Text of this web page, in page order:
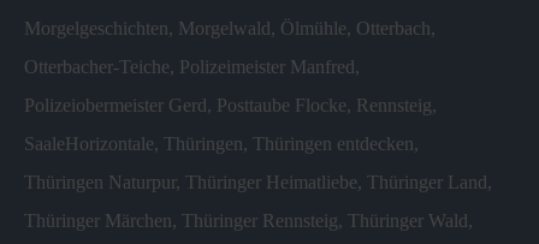
Morgelgeschichten, Morgelwald, Ölmühle, Otterbach,
Otterbacher-Teiche, Polizeimeister Manfred,
Polizeiobermeister Gerd, Posttaube Flocke, Rennsteig,
SaaleHorizontale, Thüringen, Thüringen entdecken,
Thüringen Naturpur, Thüringer Heimatliebe, Thüringer Land,
Thüringer Märchen, Thüringer Rennsteig, Thüringer Wald,